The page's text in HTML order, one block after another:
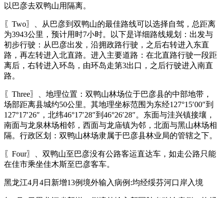
以巴彦去双鸭山用隔离。
〖Two〗、从巴彦到双鸭山的最佳路线可以选择自驾，总距离
为3943公里，预计用时7小时。以下是详细路线规划：出发与
初步行驶：从巴彦出发，沿拥政路行驶，之后右转进入东直
路，再左转进入北直路。进入主要道路：在北直路行驶一段距
离后，右转进入环岛，由环岛走第3出口，之后行驶进入南直
路。
〖Three〗、地理位置：双鸭山林场位于巴彦县的中部地带，
场部距离县城约50公里。其地理坐标范围为东经127°15′00″到
127°17′26″，北纬46°17′28″到46°26′28″。东面与洼兴镇接壤，
南面与龙泉林场相邻，西面与龙庙镇为邻，北面与黑山林场相
隔。行政区划：双鸭山林场隶属于巴彦县林业局的管辖之下。
〖Four〗、双鸭山至巴彦没有公路客运直达车，如走公路只能
在佳市乘坐佳木斯至巴彦客车。
黑龙江4月4日新增13例境外输入病例:均经绥芬河口岸入境